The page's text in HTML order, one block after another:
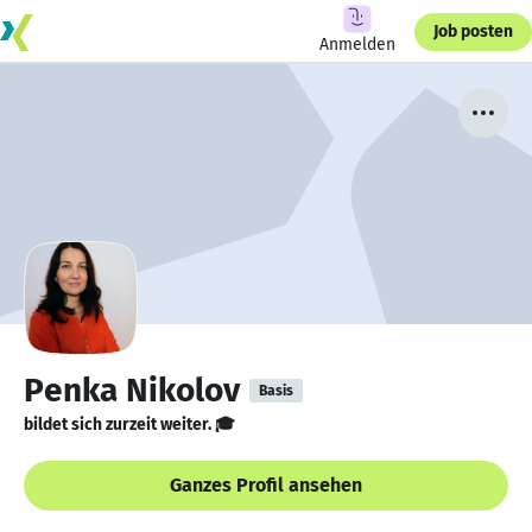
Anmelden
Job posten
Penka Nikolov Basis
bildet sich zurzeit weiter. 🎓
Ganzes Profil ansehen